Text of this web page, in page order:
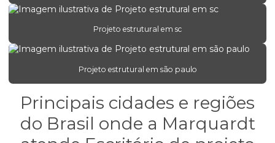
Escritório de projeto estrutural
Estrutura concreto armado
Orçamento de projeto estrutural
Projeto alvenaria estrutural
Projeto bloco estrutural
Projeto estrutural em sc
Projeto estrutural em são paulo
Principais cidades e regiões
do Brasil onde a Marquardt